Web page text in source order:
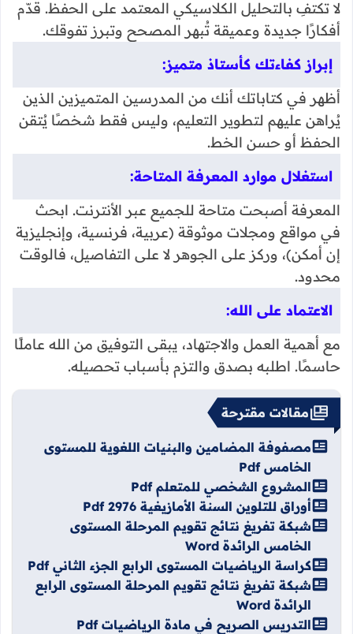
لا تكتفِ بالتحليل الكلاسيكي المعتمد على الحفظ. قدّم
أفكارًا جديدة وعميقة تُبهر المصحح وتبرز تفوقك.
إبراز كفاءتك كأستاذ متميز:
أظهر في كتاباتك أنك من المدرسين المتميزين الذين
يُراهن عليهم لتطوير التعليم، وليس فقط شخصًا يُتقن
الحفظ أو حسن الخط.
استغلال موارد المعرفة المتاحة:
المعرفة أصبحت متاحة للجميع عبر الأنترنت. ابحث
في مواقع ومجلات موثوقة (عربية، فرنسية، وإنجليزية
إن أمكن)، وركز على الجوهر لا على التفاصيل، فالوقت
محدود.
الاعتماد على الله:
مع أهمية العمل والاجتهاد، يبقى التوفيق من الله عاملًا
حاسمًا. اطلبه بصدق والتزم بأسباب تحصيله.
مقالات مقترحة
مصفوفة المضامين والبنيات اللغوية للمستوى
الخامس Pdf
المشروع الشخصي للمتعلم Pdf
أوراق للتلوين السنة الأمازيغية 2976 Pdf
شبكة تفريغ نتائج تقويم المرحلة المستوى
الخامس الرائدة Word
كراسة الرياضيات المستوى الرابع الجزء الثاني Pdf
شبكة تفريغ نتائج تقويم المرحلة المستوى الرابع
الرائدة Word
التدريس الصريح في مادة الرياضيات Pdf